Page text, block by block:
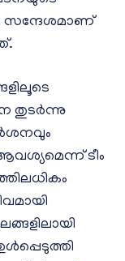
സന്ദേശമാണ്
തുടർന്നു
ടീം